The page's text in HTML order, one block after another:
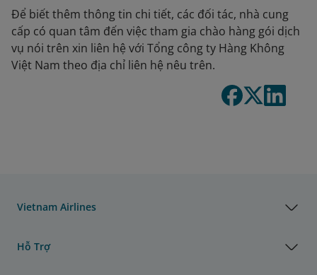
Để biết thêm thông tin chi tiết, các đối tác, nhà cung
cấp có quan tâm đến việc tham gia chào hàng gói dịch
vụ nói trên xin liên hệ với Tổng công ty Hàng Không
Việt Nam theo địa chỉ liên hệ nêu trên.
Vietnam Airlines
Hỗ Trợ